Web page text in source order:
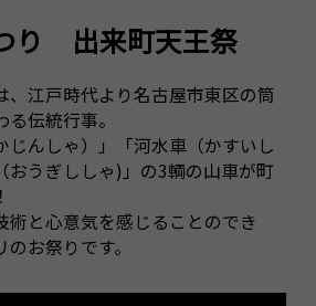
り 出来町天王祭
、江戸時代より名古屋市東区の筒
伝統行事。
じんしゃ）」「河水車（かすいし
おうぎししゃ)」の3輌の山車が町
術と心意気を感じることのでき
お祭りです。